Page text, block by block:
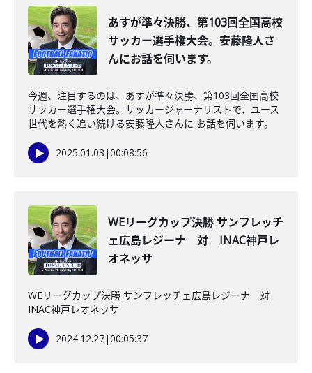
あすが準々決勝、第103回全国高校
サッカー選手権大会。安藤隆人さ
んにお話を伺います。
今週、注目するのは、あすが準々決勝、第103回全国高校
サッカー選手権大会。サッカージャーナリストで、ユース
世代を熱く追い続ける安藤隆人さんに お話を伺います。
2025.01.03 |00:08:56
WEリーグカップ決勝 サンフレッチ
ェ広島レジーナ 対 INAC神戸レ
オネッサ
WEリーグカップ決勝 サンフレッチェ広島レジーナ 対
INAC神戸レオネッサ
2024.12.27|00:05:37